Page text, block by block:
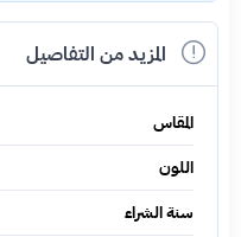
المزيد من التفاصيل
المقاس
اللون
سنة الشراء